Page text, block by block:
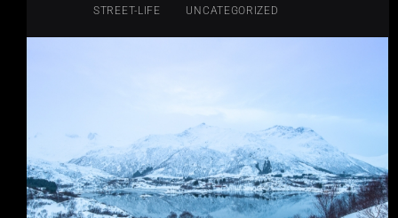
STREET-LIFE
UNCATEGORIZED